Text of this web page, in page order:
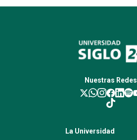
Nuestras Redes
La Universidad